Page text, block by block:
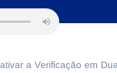
a Verificação em